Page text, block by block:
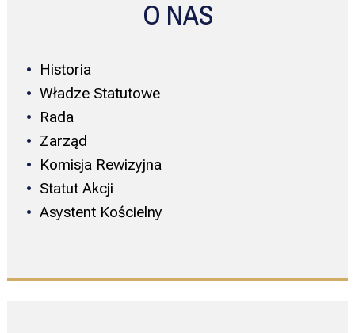
O NAS
Historia
Władze Statutowe
Rada
Zarząd
Komisja Rewizyjna
Statut Akcji
Asystent Kościelny